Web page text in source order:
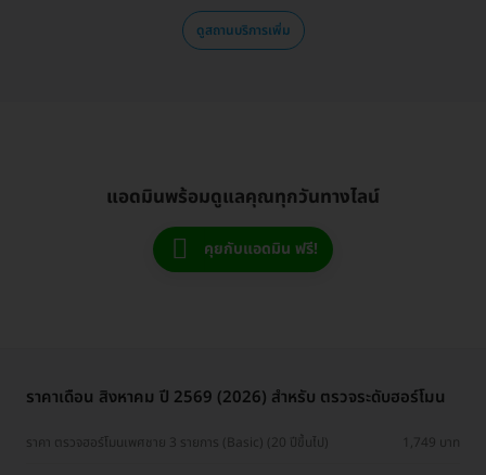
ดูสถานบริการเพิ่ม
แอดมินพร้อมดูแลคุณทุกวันทางไลน์
คุยกับแอดมิน ฟรี!
ราคาเดือน สิงหาคม ปี 2569 (2026) สำหรับ ตรวจระดับฮอร์โมน
ราคา ตรวจฮอร์โมนเพศชาย 3 รายการ (Basic) (20 ปีขึ้นไป) 1,749 บาท